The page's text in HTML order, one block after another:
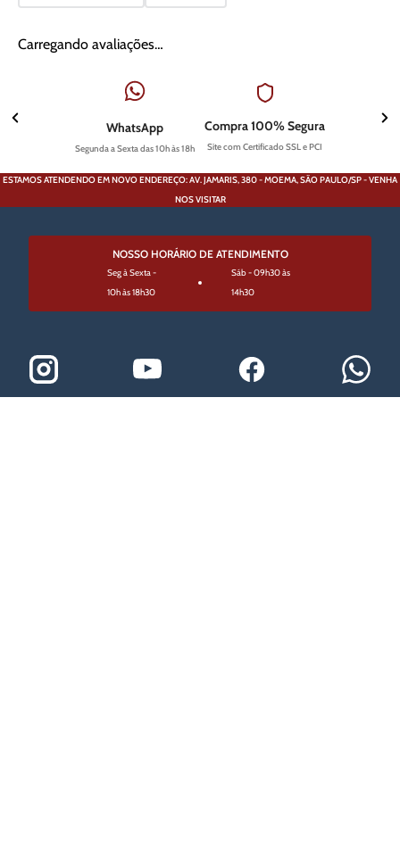
Carregando avaliações…
WhatsApp
Segunda a Sexta das 10h às 18h
Compra 100% Segura
Site com Certificado SSL e PCI
ESTAMOS ATENDENDO EM NOVO ENDEREÇO: AV. JAMARIS, 380 - MOEMA, SÃO PAULO/SP - VENHA
NOS VISITAR
NOSSO HORÁRIO DE ATENDIMENTO
Seg à Sexta -
10h às 18h30
Sáb - 09h30 às
14h30